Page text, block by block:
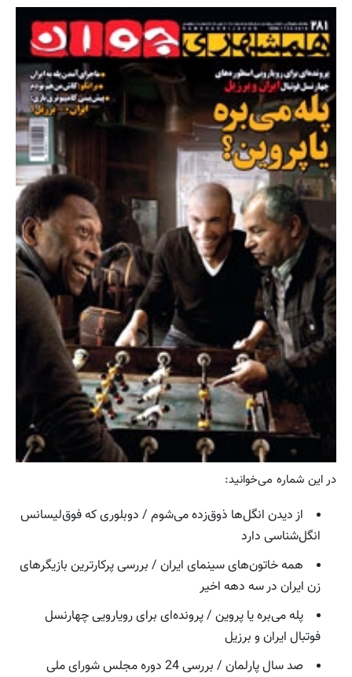
در این شماره می‌خوانید:
از دیدن انگل‌ها ذوق‌زده می‌شوم / دوبلوری که فوق‌لیسانس
انگل‌شناسی دارد
همه خاتون‌های سینمای ایران / بررسی پرکارترین بازیگرهای
زن ایران در سه دهه اخیر
پله می‌بره یا پروین / پرونده‌ای برای رویارویی چهارنسل
فوتبال ایران و برزیل
صد سال پارلمان / بررسی 24 دوره مجلس شورای ملی